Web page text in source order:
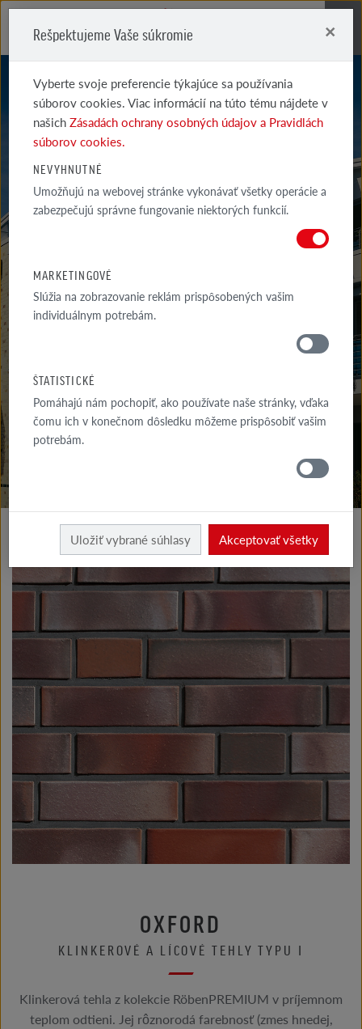
OXFORD
KDE
NAKÚPIŤ
OXFORD
KLINKEROVÉ A LÍCOVÉ TEHLY TYPU I
Klinkerová tehla z kolekcie RöbenPREMIUM v príjemnom
teplom odtieni. Jej rôznorodá farebnosť (zmes hnedej,
Rešpektujeme Vaše súkromie ×
Vyberte svoje preferencie týkajúce sa používania
súborov cookies. Viac informácií na túto tému nájdete v
našichZásadách ochrany osobných údajov a Pravidlách
súborov cookies.
NEVYHNUTNÉ
Umožňujú na webovej stránke vykonávať všetky operácie a
zabezpečujú správne fungovanie niektorých funkcií.
MARKETINGOVÉ
Slúžia na zobrazovanie reklám prispôsobených vašim
individuálnym potrebám.
ŠTATISTICKÉ
Pomáhajú nám pochopiť, ako používate naše stránky, vďaka
čomu ich v konečnom dôsledku môžeme prispôsobiť vašim
potrebám.
Uložiť vybrané súhlasy Akceptovať všetky